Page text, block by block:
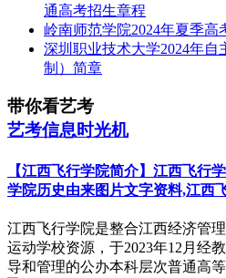
通高考招生章程
岭南师范学院2024年夏季高
深圳职业技术大学2024年
制）简章
带你看艺考
艺考信息时光机
【江西飞行学院简介】江西飞行
学院历史由来图片文字资料,江西
江西飞行学院是整合江西经济管
运动学校资源，于2023年12月经
导和管理的公办本科层次普通高等